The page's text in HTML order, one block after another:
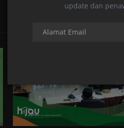
update dan